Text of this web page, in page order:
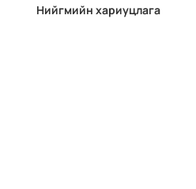
Нийгмийн хариуцлага